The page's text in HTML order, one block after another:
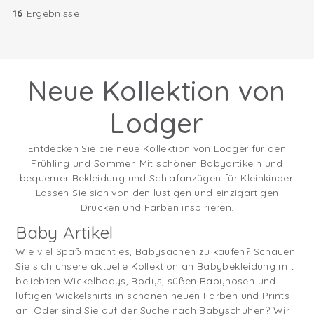
16 Ergebnisse
Neue Kollektion von
Lodger
Entdecken Sie die neue Kollektion von Lodger für den
Frühling und Sommer. Mit schönen Babyartikeln und
bequemer Bekleidung und Schlafanzügen für Kleinkinder.
Lassen Sie sich von den lustigen und einzigartigen
Drucken und Farben inspirieren.
Baby Artikel
Wie viel Spaß macht es, Babysachen zu kaufen? Schauen
Sie sich unsere aktuelle Kollektion an Babybekleidung mit
beliebten Wickelbodys, Bodys, süßen Babyhosen und
luftigen Wickelshirts in schönen neuen Farben und Prints
an. Oder sind Sie auf der Suche nach Babyschuhen? Wir